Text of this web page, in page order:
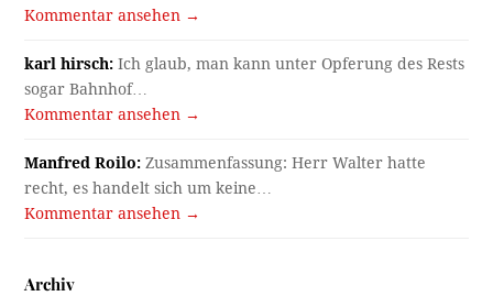
Kommentar ansehen →
karl hirsch: Ich glaub, man kann unter Opferung des Rests
sogar Bahnhof…
Kommentar ansehen →
Manfred Roilo: Zusammenfassung: Herr Walter hatte
recht, es handelt sich um keine…
Kommentar ansehen →
Archiv